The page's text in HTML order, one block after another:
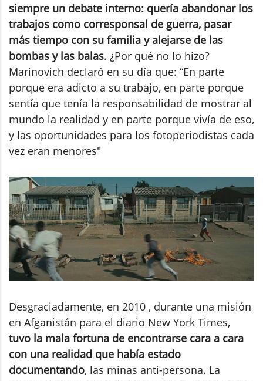
siempre un debate interno: quería abandonar los
trabajos como corresponsal de guerra, pasar
más tiempo con su familia y alejarse de las
bombas y las balas. ¿Por qué no lo hizo?
Marinovich declaró en su día que: “En parte
porque era adicto a su trabajo, en parte porque
sentía que tenía la responsabilidad de mostrar al
mundo la realidad y en parte porque vivía de eso,
y las oportunidades para los fotoperiodistas cada
vez eran menores"
Desgraciadamente, en 2010 , durante una misión
en Afganistán para el diario New York Times,
tuvo la mala fortuna de encontrarse cara a cara
con una realidad que había estado
documentando, las minas anti-persona. La